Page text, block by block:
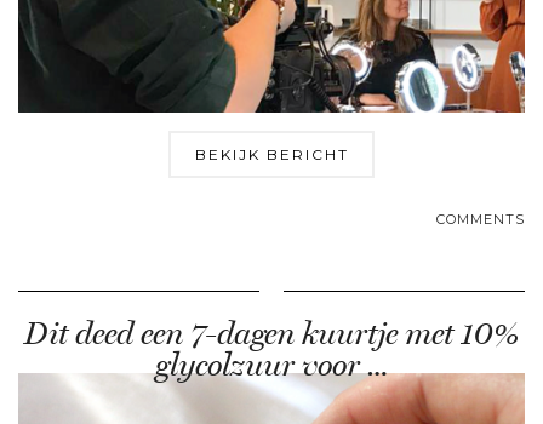
BEKIJK BERICHT
COMMENTS
Dit deed een 7-dagen kuurtje met 10%
glycolzuur voor …